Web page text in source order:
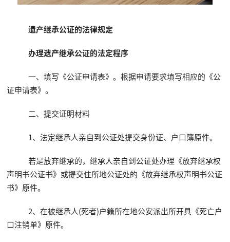
遗产继承公证的法律规定
办理遗产继承公证的法定程序
一、填写《公证申请表》。根据申请要求填写相应的《公
证申请表》。
二、提交证明材料
1、法定继承人亲自到公证处提交身份证、户口簿原件。
若是放弃继承的，继承人亲自到公证处办理《放弃继承权
声明书公证书》或提交住所地公证处的《放弃继承权声明书公证
书》原件。
2、在被继承人(死者)户籍所在地公安派出所开具《死亡户
口注销单》原件。